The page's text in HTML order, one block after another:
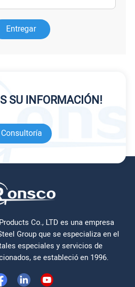
Entregar
SU INFORMACIÓN!
Consultoría
Co., LTD es una empresa
Group que se especializa en el
especiales y servicios de
se estableció en 1996.